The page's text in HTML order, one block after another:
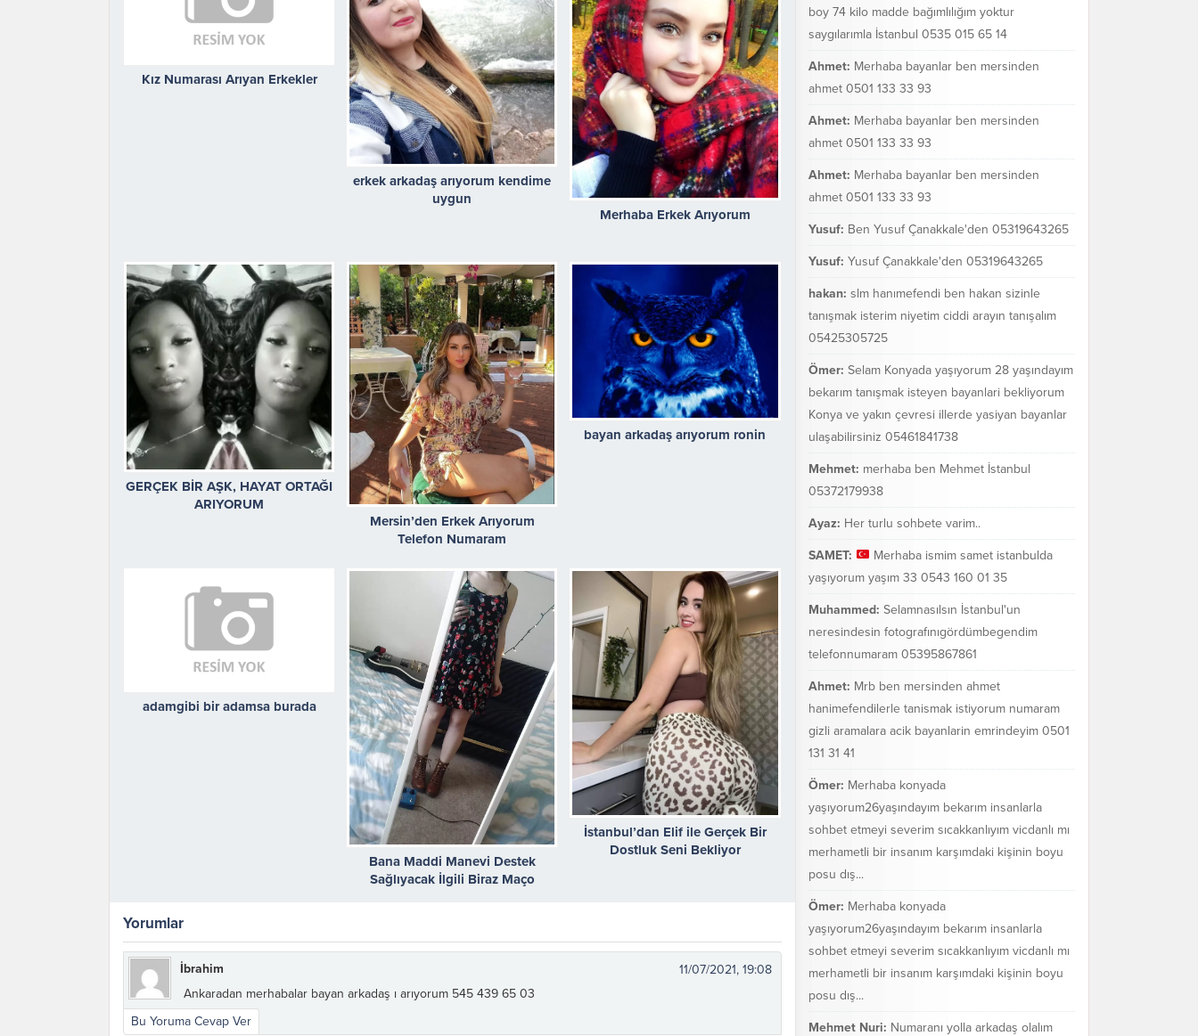
Kız Numarası Arıyan Erkekler
erkek arkadaş arıyorum kendime
uygun
Merhaba Erkek Arıyorum
GERÇEK BİR AŞK, HAYAT ORTAĞI
ARIYORUM
Mersin’den Erkek Arıyorum
Telefon Numaram
bayan arkadaş arıyorum ronin
adamgibi bir adamsa burada
Bana Maddi Manevi Destek
Sağlıyacak İlgili Biraz Maço
İstanbul’dan Elif ile Gerçek Bir
Dostluk Seni Bekliyor
Yorumlar
İbrahim
11/07/2021, 19:08
Ankaradan merhabalar bayan arkadaş ı arıyorum 545 439 65 03
Bu Yoruma Cevap Ver
boy 74 kilo madde bağımlılığım yoktur
saygılarımla İstanbul 0535 015 65 14
Ahmet: Merhaba bayanlar ben mersinden
ahmet 0501 133 33 93
Ahmet: Merhaba bayanlar ben mersinden
ahmet 0501 133 33 93
Ahmet: Merhaba bayanlar ben mersinden
ahmet 0501 133 33 93
Yusuf: Ben Yusuf Çanakkale'den 05319643265
Yusuf: Yusuf Çanakkale'den 05319643265
hakan: slm hanımefendi ben hakan sizinle
tanışmak isterim niyetim ciddi arayın tanışalım
05425305725
Ömer: Selam Konyada yaşıyorum 28 yaşındayım
bekarım tanışmak isteyen bayanlari bekliyorum
Konya ve yakın çevresi illerde yasiyan bayanlar
ulaşabilirsiniz 05461841738
Mehmet: merhaba ben Mehmet İstanbul
05372179938
Ayaz: Her turlu sohbete varim..
SAMET:
Merhaba ismim samet istanbulda
yaşıyorum yaşım 33 0543 160 01 35
Muhammed: Selamnasılsın İstanbul'un
neresindesin fotografınıgördümbegendim
telefonnumaram 05395867861
Ahmet: Mrb ben mersinden ahmet
hanimefendilerle tanismak istiyorum numaram
gizli aramalara acik bayanlarin emrindeyim 0501
131 31 41
Ömer: Merhaba konyada
yaşıyorum26yaşındayım bekarım insanlarla
sohbet etmeyi severim sıcakkanlıyım vicdanlı mı
merhametli bir insanım karşımdaki kişinin boyu
posu dış...
Ömer: Merhaba konyada
yaşıyorum26yaşındayım bekarım insanlarla
sohbet etmeyi severim sıcakkanlıyım vicdanlı mı
merhametli bir insanım karşımdaki kişinin boyu
posu dış...
Mehmet Nuri: Numaranı yolla arkadaş olalım